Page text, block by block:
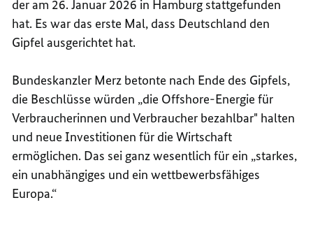
der am 26. Januar 2026 in Hamburg stattgefunden
hat. Es war das erste Mal, dass Deutschland den
Gipfel ausgerichtet hat.
Bundeskanzler Merz betonte nach Ende des Gipfels,
die Beschlüsse würden „die Offshore-Energie für
Verbraucherinnen und Verbraucher bezahlbar" halten
und neue Investitionen für die Wirtschaft
ermöglichen. Das sei ganz wesentlich für ein „starkes,
ein unabhängiges und ein wettbewerbsfähiges
Europa.“